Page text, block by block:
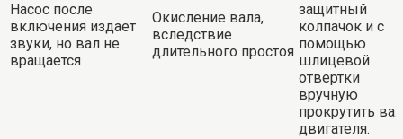
Насос после
включения издает
звуки, но вал не
вращается
Окисление вала,
вследствие
длительного простоя
защитный
колпачок и с
помощью
шлицевой
отвертки
вручную
прокрутить вал
двигателя.